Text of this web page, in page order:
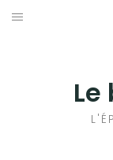
Aller
Le